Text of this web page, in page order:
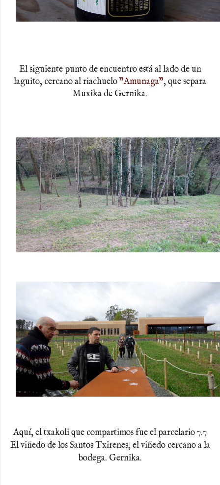
El siguiente punto de encuentro está al lado de un
laguito, cercano al riachuelo"Amunaga",que separa
Muxika de Gernika.
Aquí, el txakoli que compartimos fue el parcelario 7.7
El viñedo de los Santos Txirenes, el viñedo cercano a la
bodega. Gernika.